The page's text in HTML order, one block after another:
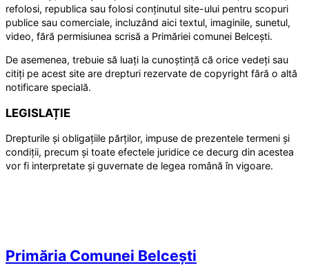
refolosi, republica sau folosi conținutul site-ului pentru scopuri
publice sau comerciale, incluzând aici textul, imaginile, sunetul,
video, fără permisiunea scrisă a Primăriei comunei Belcești.
De asemenea, trebuie să luați la cunoștință că orice vedeți sau
citiți pe acest site are drepturi rezervate de copyright fără o altă
notificare specială.
LEGISLAȚIE
Drepturile și obligațiile părților, impuse de prezentele termeni și
condiții, precum și toate efectele juridice ce decurg din acestea
vor fi interpretate și guvernate de legea română în vigoare.
Primăria Comunei Belcești